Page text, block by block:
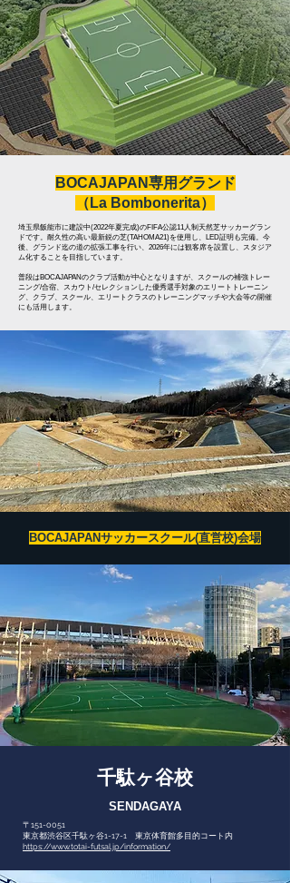
​BOCAJAPAN専用グランド
​（La Bombonerita）
埼玉県飯能市に建設中(2022年夏完成)のFIFA公認11人制天然芝サッカーグラン
ドです。耐久性の高い最新鋭の芝(TAHOMA21)を使用し、LED証明も完備。今
後、グランド迄の道の拡張工事を行い、2026年には観客席を設置し、スタジア
ム化することを目指しています。
普段はBOCAJAPANのクラブ活動が中心となりますが、スクールの補強トレー
ニング/合宿、スカウト/セレクションした優秀選手対象のエリートトレーニン
グ、クラブ、スクール、エリートクラスのトレーニングマッチや大会等の開催
にも活用します。
​BOCAJAPANサッカースクール(直営校)会場
​千駄ヶ谷校
SENDAGAYA
〒151-0051
東京都渋谷区千駄ヶ谷1-17-1 東京体育館多目的コート内
https://www.totai-futsal.jp/information/